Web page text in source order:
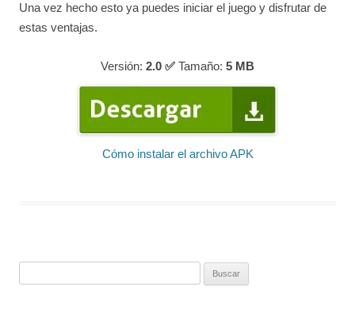
Una vez hecho esto ya puedes iniciar el juego y disfrutar de
estas ventajas.
Versión: 2.0 ✅ Tamaño: 5 MB
Cómo instalar el archivo APK